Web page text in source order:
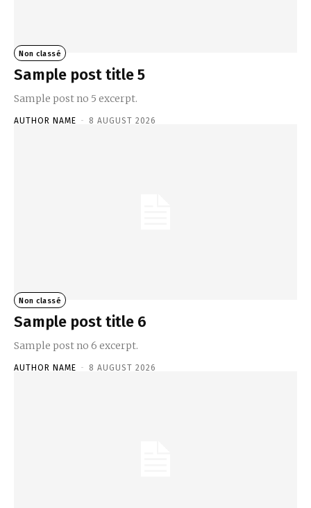
Non classé
Sample post title 5
Sample post no 5 excerpt.
AUTHOR NAME - 8 AUGUST 2026
Non classé
Sample post title 6
Sample post no 6 excerpt.
AUTHOR NAME - 8 AUGUST 2026